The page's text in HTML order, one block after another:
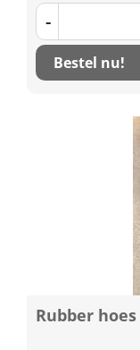
-
Bestel nu!
Rubber